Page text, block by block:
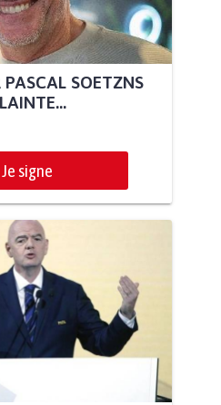
SOETZNS
Je signe